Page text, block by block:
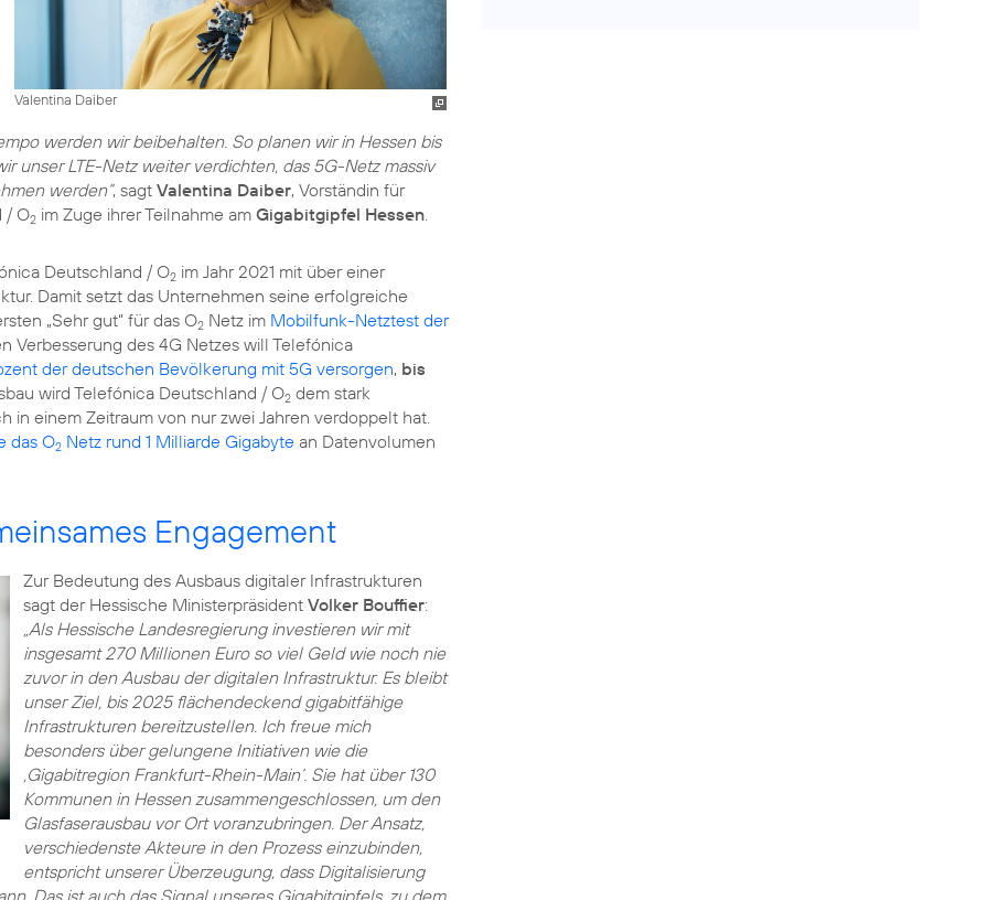
Valentina Daiber
werden wir beibehalten. So planen wir in Hessen bis
unser LTE-Netz weiter verdichten, das 5G-Netz massiv
werden“, sagt Valentina Daiber, Vorständin für
/ O2 im Zuge ihrer Teilnahme am Gigabitgipfel Hessen.
Deutschland / O2 im Jahr 2021 mit über einer
Damit setzt das Unternehmen seine erfolgreiche
„Sehr gut“ für das O2 Netz im Mobilfunk-Netztest der
Verbesserung des 4G Netzes will Telefónica
der deutschen Bevölkerung mit 5G versorgen, bis
wird Telefónica Deutschland / O2 dem stark
in einem Zeitraum von nur zwei Jahren verdoppelt hat.
das O2 Netz rund 1 Milliarde Gigabyte an Datenvolumen
Engagement
Zur Bedeutung des Ausbaus digitaler Infrastrukturen
sagt der Hessische Ministerpräsident Volker Bouffier:
„Als Hessische Landesregierung investieren wir mit
insgesamt 270 Millionen Euro so viel Geld wie noch nie
zuvor in den Ausbau der digitalen Infrastruktur. Es bleibt
unser Ziel, bis 2025 flächendeckend gigabitfähige
Infrastrukturen bereitzustellen. Ich freue mich
besonders über gelungene Initiativen wie die
‚Gigabitregion Frankfurt-Rhein-Main‘. Sie hat über 130
Kommunen in Hessen zusammengeschlossen, um den
Glasfaserausbau vor Ort voranzubringen. Der Ansatz,
verschiedenste Akteure in den Prozess einzubinden,
entspricht unserer Überzeugung, dass Digitalisierung
Das ist auch das Signal unseres Gigabitgipfels, zu dem